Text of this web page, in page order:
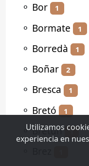
⚬ Bor 1
⚬ Bormate 1
⚬ Borredà 1
⚬ Boñar 2
⚬ Bresca 1
⚬ Bretó 1
⚬Bretún 1
Utilizamos
experiencia en